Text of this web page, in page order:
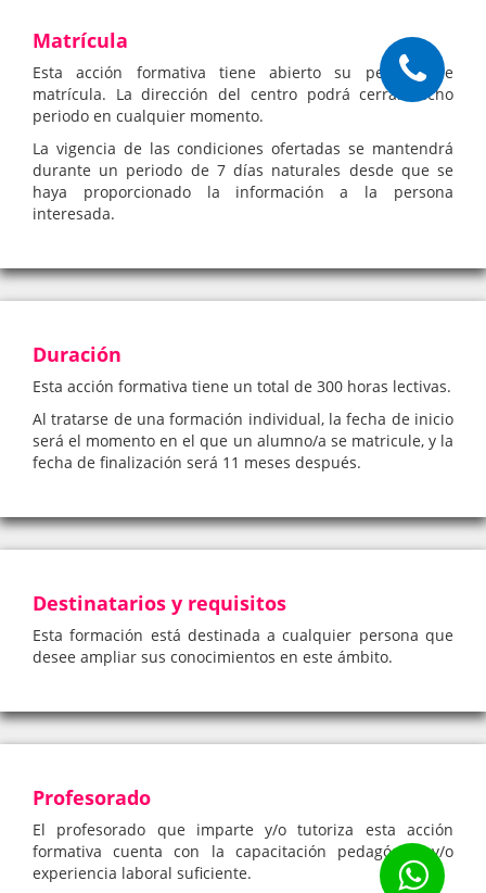
Matrícula
Esta acción formativa tiene abierto su periodo de
matrícula. La dirección del centro podrá cerrar dicho
periodo en cualquier momento.
La vigencia de las condiciones ofertadas se mantendrá
durante un periodo de 7 días naturales desde que se
haya proporcionado la información a la persona
interesada.
Duración
Esta acción formativa tiene un total de 300 horas lectivas.
Al tratarse de una formación individual, la fecha de inicio
será el momento en el que un alumno/a se matricule, y la
fecha de finalización será 11 meses después.
Destinatarios y requisitos
Esta formación está destinada a cualquier persona que
desee ampliar sus conocimientos en este ámbito.
Profesorado
El profesorado que imparte y/o tutoriza esta acción
formativa cuenta con la capacitación pedagógica y/o
experiencia laboral suficiente.